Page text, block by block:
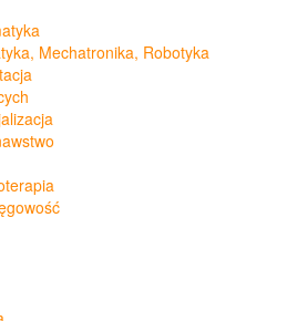
Mechatronika, Robotyka